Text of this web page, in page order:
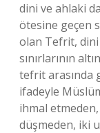
dini ve ahlaki
ötesine geçen
olan Tefrit, dini
sınırlarının
tefrit arasında
ifadeyle
ihmal
düşmeden, iki